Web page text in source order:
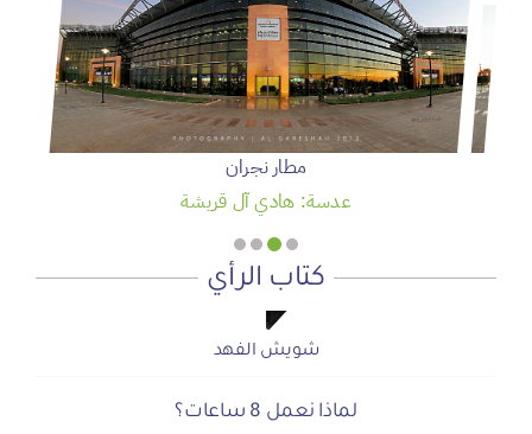
الملك فيصل الجوية